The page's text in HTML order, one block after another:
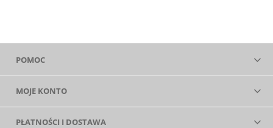
POMOC
MOJE KONTO
PŁATNOŚCI I DOSTAWA